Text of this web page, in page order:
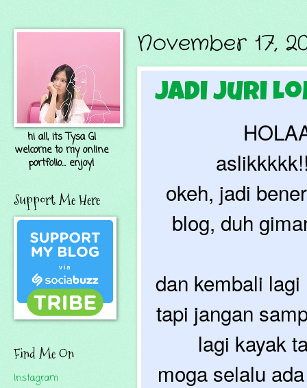
November 17,
Jadi Juri
okeh, jadi
blog, duh
dan kembali
tapi jangan
lagi kayak
moga selalu
hi all, its Tysa G!
welcome to my online
portfolio... enjoy!
Support Me Here
Find Me On
Instagram